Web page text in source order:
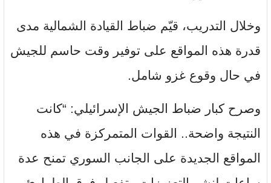
وخلال التدريب، قيّم ضباط القيادة الشمالية مدى
قدرة هذه المواقع على توفير وقت حاسم للجيش
في حال وقوع غزو شامل.
وصرح كبار ضباط الجيش الإسرائيلي: “كانت
النتيجة واضحة.. القوات المتمركزة في هذه
المواقع الجديدة على الجانب السوري تمنح عدة